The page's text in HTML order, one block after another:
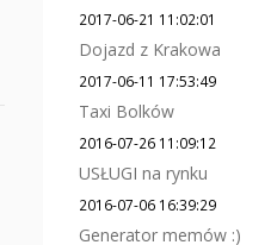
2017-06-21 11:02:01
Dojazd z Krakowa
2017-06-11 17:53:49
Taxi Bolków
2016-07-26 11:09:12
USŁUGI na rynku
2016-07-06 16:39:29
Generator memów :)